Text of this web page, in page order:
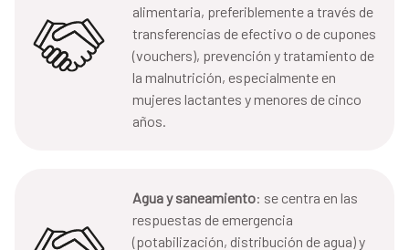
alimentaria, preferiblemente a través de
transferencias de efectivo o de cupones
(vouchers), prevención y tratamiento de
la malnutrición, especialmente en
mujeres lactantes y menores de cinco
años.
Agua y saneamiento: se centra en las
respuestas de emergencia
(potabilización, distribución de agua) y